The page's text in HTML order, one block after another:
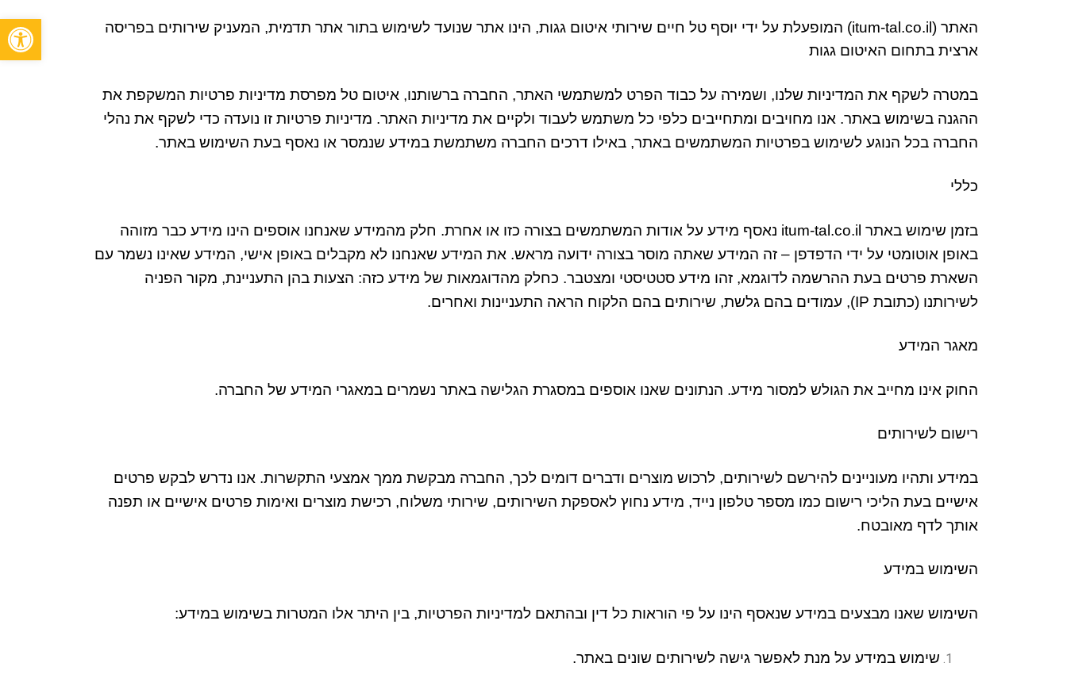
האתר (
itum-tal .co.il) המופעלת על ידי יוסף טל חיים שירותי איטום גגות, הינו אתר שנועד לשימוש בתור אתר תדמית, המעניק שירותים בפריסה
ארצית בתחום האיטום גגות
במטרה לשקף את המדיניות שלנו, ושמירה על כבוד הפרט למשתמשי האתר, החברה ברשותנו, איטום טל מפרסת מדיניות פרטיות המשקפת את
ההגנה בשימוש באתר. אנו מחויבים ומתחייבים כלפי כל משתמש לעבוד ולקיים את מדיניות האתר. מדיניות פרטיות זו נועדה כדי לשקף את נהלי
החברה בכל הנוגע לשימוש בפרטיות המשתמשים באתר, באילו דרכים החברה משתמשת במידע שנמסר או נאסף בעת השימוש באתר.
כללי
בזמן שימוש באתר itum-tal .co.il נאסף מידע על אודות המשתמשים בצורה כזו או אחרת. חלק מהמידע שאנחנו אוספים הינו מידע כבר מזוהה
באופן אוטומטי על ידי הדפדפן – זה המידע שאתה מוסר בצורה ידועה מראש. את המידע שאנחנו לא מקבלים באופן אישי, המידע שאינו נשמר עם
השארת פרטים בעת ההרשמה לדוגמא, זהו מידע סטטיסטי ומצטבר. כחלק מהדוגמאות של מידע כזה: הצעות בהן התעניינת, מקור הפניה
לשירותנו (כתובת IP), עמודים בהם גלשת, שירותים בהם הלקוח הראה התעניינות ואחרים.
מאגר המידע
החוק אינו מחייב את הגולש למסור מידע. הנתונים שאנו אוספים במסגרת הגלישה באתר נשמרים במאגרי המידע של החברה.
רישום לשירותים
במידע ותהיו מעוניינים להירשם לשירותים, לרכוש מוצרים ודברים דומים לכך, החברה מבקשת ממך אמצעי התקשרות. אנו נדרש לבקש פרטים
אישיים בעת הליכי רישום כמו מספר טלפון נייד, מידע נחוץ לאספקת השירותים, שירותי משלוח, רכישת מוצרים ואימות פרטים אישיים או תפנה
אותך לדף מאובטח.
השימוש במידע
השימוש שאנו מבצעים במידע שנאסף הינו על פי הוראות כל דין ובהתאם למדיניות הפרטיות, בין היתר אלו המטרות בשימוש במידע:
שימוש במידע על מנת לאפשר גישה לשירותים שונים באתר.